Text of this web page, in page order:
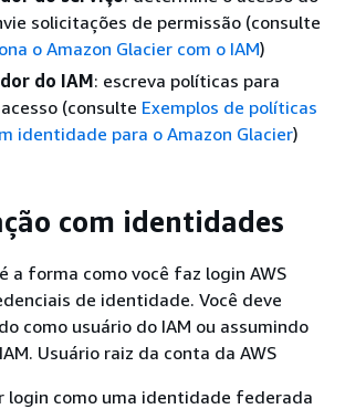
solicitações de permissão (consulte
o Amazon Glacier com o IAM)
do IAM: escreva políticas para
(consulte Exemplos de políticas
identidade para o Amazon Glacier)
com identidades
a forma como você faz login AWS
de identidade. Você deve
como usuário do IAM ou assumindo
Usuário raiz da conta da AWS
login como uma identidade federada